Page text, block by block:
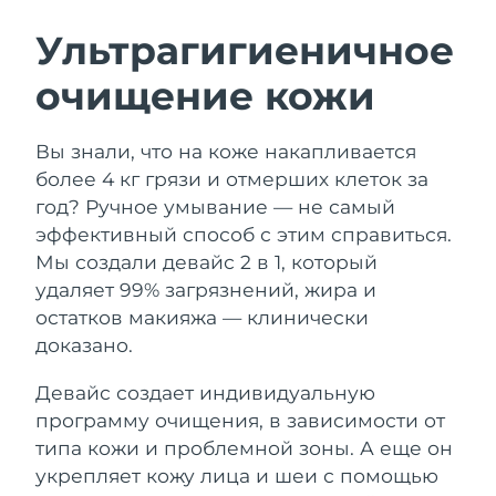
Ультрагигиеничное
очищение кожи
Вы знали, что на коже накапливается
более 4 кг грязи и отмерших клеток за
год? Ручное умывание — не самый
эффективный способ с этим справиться.
Мы создали девайс 2 в 1, который
удаляет 99% загрязнений, жира и
остатков макияжа — клинически
доказано.
Девайс создает индивидуальную
программу очищения, в зависимости от
типа кожи и проблемной зоны. А еще он
укрепляет кожу лица и шеи с помощью
LUNA™ 4 набор
Anti-aging massage
LUNA™ 4 Plus
Massage, LED heating
LUNA™ 4 Men
For men, anti-aging massage
BEAR™ 2 набор
Microcurrent toning
BEAR™ 2 go
Microcurrent toning on-the-go
BEAR™ 2 eyes & lips
Microcurrent line smoothing device
Увлажнение
UFO™ 3 набор
UFO™ 3 LED
Near-infrared and red light therapy
device
Забота о полости рта
issa™ 4
issa™ 4 plus
Smart hybrid silicone sonic toothbrush
FAQ™ АНТИВОЗРАСТНОЙ УХОД
Омоложение LED-процедуры
Австралия
Ожидаемая дата доставки
Австрия
Ожидаемая дата доставки
11/8/26
Бахрейн
12/8/26
Бельгия
Ожидаемая дата доставки
Босния и
Герцеговина
Ожидаемая дата доставки
14/8/26